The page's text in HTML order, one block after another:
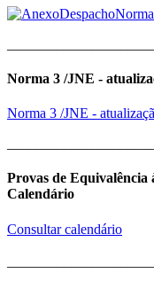
Norma 3 /JNE -
Norma 3 /JNE -
Provas de Equivalência
Calendário
Consultar calendário